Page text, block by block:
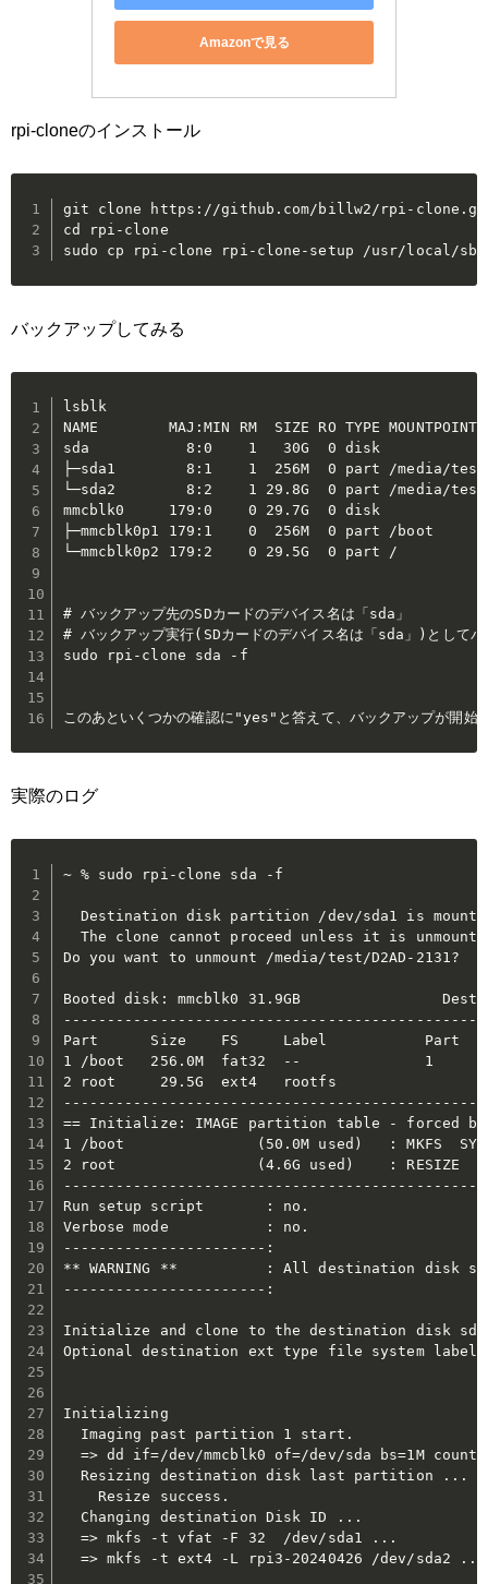
Amazonで見る
rpi-cloneのインストール
git clone https://github.com/billw2/rpi-
cd rpi-clone
バックアップしてみる
lsblk
NAME        MAJ:MIN RM  SIZE RO TYPE MOUNTPOINT
sda           8:0    1   30G  0 disk
├─sda1        8:1    1  256M  0 part /media/
└─sda2        8:2    1 29.8G  0 part /media/
mmcblk0     179:0    0 29.7G  0 disk
├─mmcblk0p1 179:1    0  256M  0 part /boot
└─mmcblk0p2 179:2    0 29.5G  0 part /
# バックアップ先のSDカードのデバイス名は「sda」
# バックアップ実行(SDカードのデバイス名は「sda」)としてバ
sudo rpi-clone sda -f
このあといくつかの確認に"yes"と答えて、バックアップが開始
実際のログ
~ % sudo rpi-clone sda -f
Destination disk partition /dev/sda1 is
The clone cannot proceed unless it is
Do you want to unmount /media/test/D2AD-2131?
Booted disk: mmcblk0 31.9GB
Part      Size    FS     Label           Part
1 /boot   256.0M  fat32  --              1
2 root     29.5G
== Initialize: IMAGE partition table - forced by
1 /boot               (50.0M used)   : MKFS
2 root                (4.6G used)    : RESIZE
Run setup script       : no.
Verbose mode           : no.
-----------------------:
** WARNING **          : All destination disk
-----------------------:
Initialize and clone to the destination disk
Optional destination ext type file system label
Initializing
  Imaging past partition 1 start.
=> dd if=/dev/mmcblk0 of=/dev/sda bs=1M
  Resizing destination disk last partition ...
    Resize success.
  Changing destination Disk ID ...
  => mkfs -t vfat -F 32  /dev/sda1 ...
  => mkfs -t ext4 -L rpi3-20240426 /dev/sda2 ...